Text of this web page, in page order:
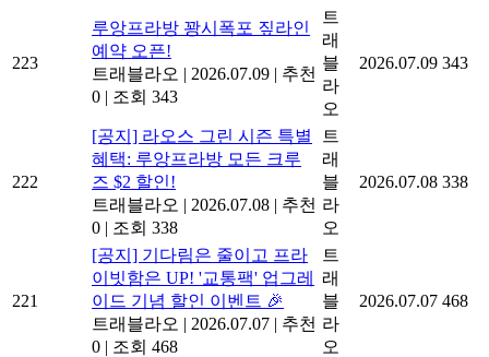
223
루앙프라방 꽝시폭포 짚라인
예약 오픈!
트래블라오 | 2026.07.09 | 추천
0 | 조회 343
트
래
블
라
오
2026.07.09 343
222
[공지] 라오스 그린 시즌 특별
혜택: 루앙프라방 모든 크루
즈 $2 할인!
트래블라오 | 2026.07.08 | 추천
0 | 조회 338
트
래
블
라
오
2026.07.08 338
221
[공지] 기다림은 줄이고 프라
이빗함은 UP! '교통팩' 업그레
이드 기념 할인 이벤트 🎉
트래블라오 | 2026.07.07 | 추천
0 | 조회 468
트
래
블
라
오
2026.07.07 468